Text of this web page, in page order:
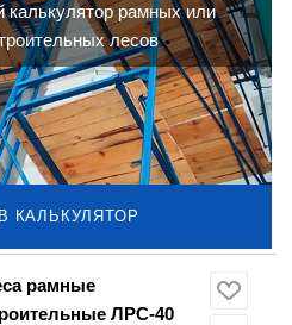
калькулятор рамных или
лесов
КАЛЬКУЛЯТОР
рамные
ЛРС-40